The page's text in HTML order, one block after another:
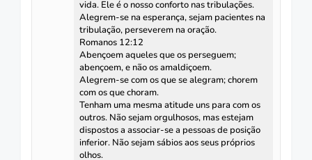
vida. Ele é o nosso conforto nas tribulações.
Alegrem-se na esperança, sejam pacientes na
tribulação, perseverem na oração.
Romanos 12:12
Abençoem aqueles que os perseguem;
abençoem, e não os amaldiçoem.
Alegrem-se com os que se alegram; chorem
com os que choram.
Tenham uma mesma atitude uns para com os
outros. Não sejam orgulhosos, mas estejam
dispostos a associar-se a pessoas de posição
inferior. Não sejam sábios aos seus próprios
olhos.